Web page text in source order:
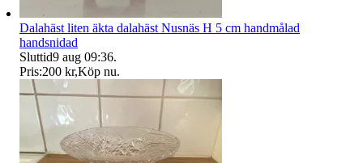
Dalahäst liten äkta dalahäst Nusnäs H 5 cm handmålad
handsnidad
Sluttid9 aug 09:36.
Pris:200 kr,Köp nu.